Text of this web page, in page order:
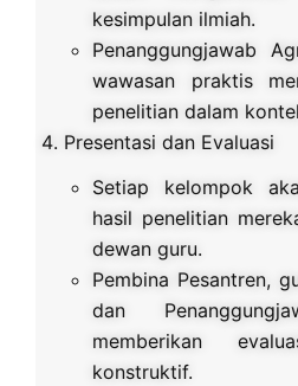
kesimpulan ilmiah.
Penanggungjawab
wawasan praktis
penelitian dalam
Presentasi dan Evaluasi
Setiap kelompok
hasil penelitian
dewan guru.
Pembina Pesantren,
dan
memberikan
konstruktif.